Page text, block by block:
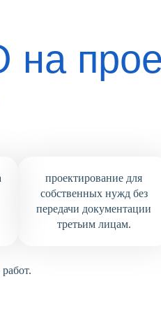
проектирование для
собственных нужд без
передачи документации
третьим лицам.